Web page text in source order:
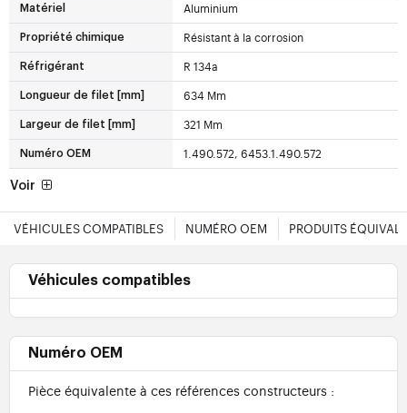
Matériel Aluminium
Propriété chimique Résistant à la corrosion
Réfrigérant R 134a
Longueur de filet [mm] 634 Mm
Largeur de filet [mm] 321 Mm
Numéro OEM 1.490.572, 6453.1.490.572
Voir
VÉHICULES COMPATIBLES NUMÉRO OEM PRODUITS
Véhicules compatibles
Numéro OEM
Pièce équivalente à ces références constructeurs :